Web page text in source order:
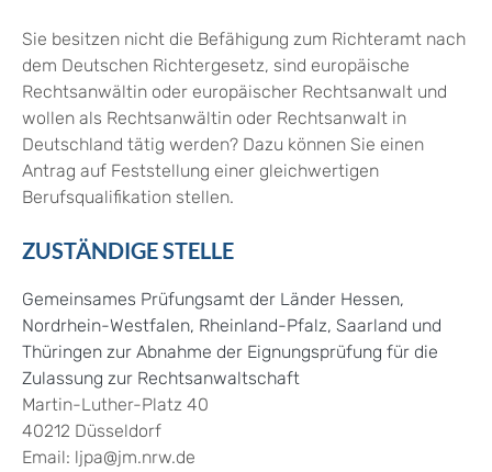
Sie besitzen nicht die Befähigung zum Richteramt nach
dem Deutschen Richtergesetz, sind europäische
Rechtsanwältin oder europäischer Rechtsanwalt und
wollen als Rechtsanwältin oder Rechtsanwalt in
Deutschland tätig werden? Dazu können Sie einen
Antrag auf Feststellung einer gleichwertigen
Berufsqualifikation stellen.
ZUSTÄNDIGE STELLE
Gemeinsames Prüfungsamt der Länder Hessen,
Nordrhein-Westfalen, Rheinland-Pfalz, Saarland und
Thüringen zur Abnahme der Eignungsprüfung für die
Zulassung zur Rechtsanwaltschaft
Martin-Luther-Platz 40
40212 Düsseldorf
Email: ljpa@jm.nrw.de